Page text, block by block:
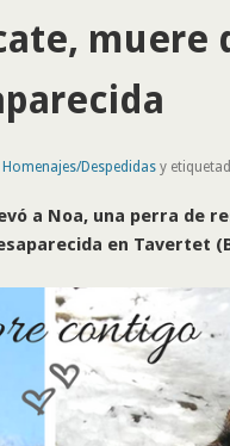
muere
Homenajes/Despedidasy
a Noa, una perra de
en Tavertet